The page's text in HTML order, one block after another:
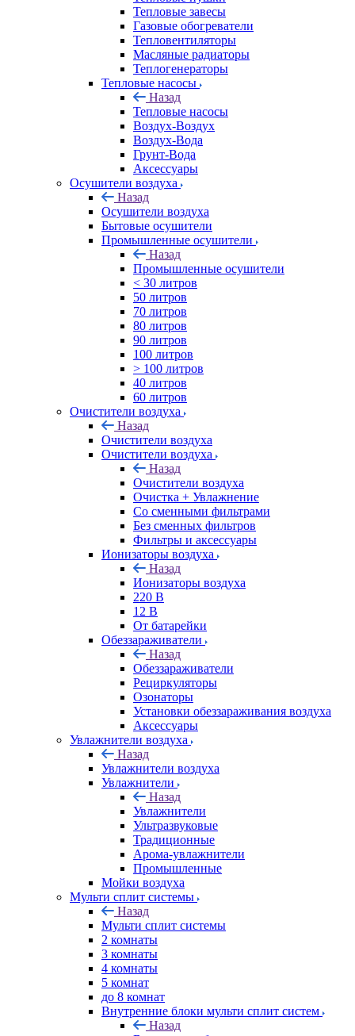
Тепловые завесы
Газовые обогреватели
Тепловентиляторы
Масляные радиаторы
Теплогенераторы
Тепловые насосы
Назад
Тепловые насосы
Воздух-Воздух
Воздух-Вода
Грунт-Вода
Аксессуары
Осушители воздуха
Назад
Осушители воздуха
Бытовые осушители
Промышленные осушители
Назад
Промышленные осушители
< 30 литров
50 литров
70 литров
80 литров
90 литров
100 литров
> 100 литров
40 литров
60 литров
Очистители воздуха
Назад
Очистители воздуха
Очистители воздуха
Назад
Очистители воздуха
Очистка + Увлажнение
Cо сменными фильтрами
Без сменных фильтров
Фильтры и аксессуары
Ионизаторы воздуха
Назад
Ионизаторы воздуха
220 В
12 В
От батарейки
Обеззараживатели
Назад
Обеззараживатели
Рециркуляторы
Озонаторы
Установки обеззараживания воздуха
Аксессуары
Увлажнители воздуха
Назад
Увлажнители воздуха
Увлажнители
Назад
Увлажнители
Ультразвуковые
Традиционные
Арома-увлажнители
Промышленные
Мойки воздуха
Мульти сплит системы
Назад
Мульти сплит системы
2 комнаты
3 комнаты
4 комнаты
5 комнат
до 8 комнат
Внутренние блоки мульти сплит систем
Назад